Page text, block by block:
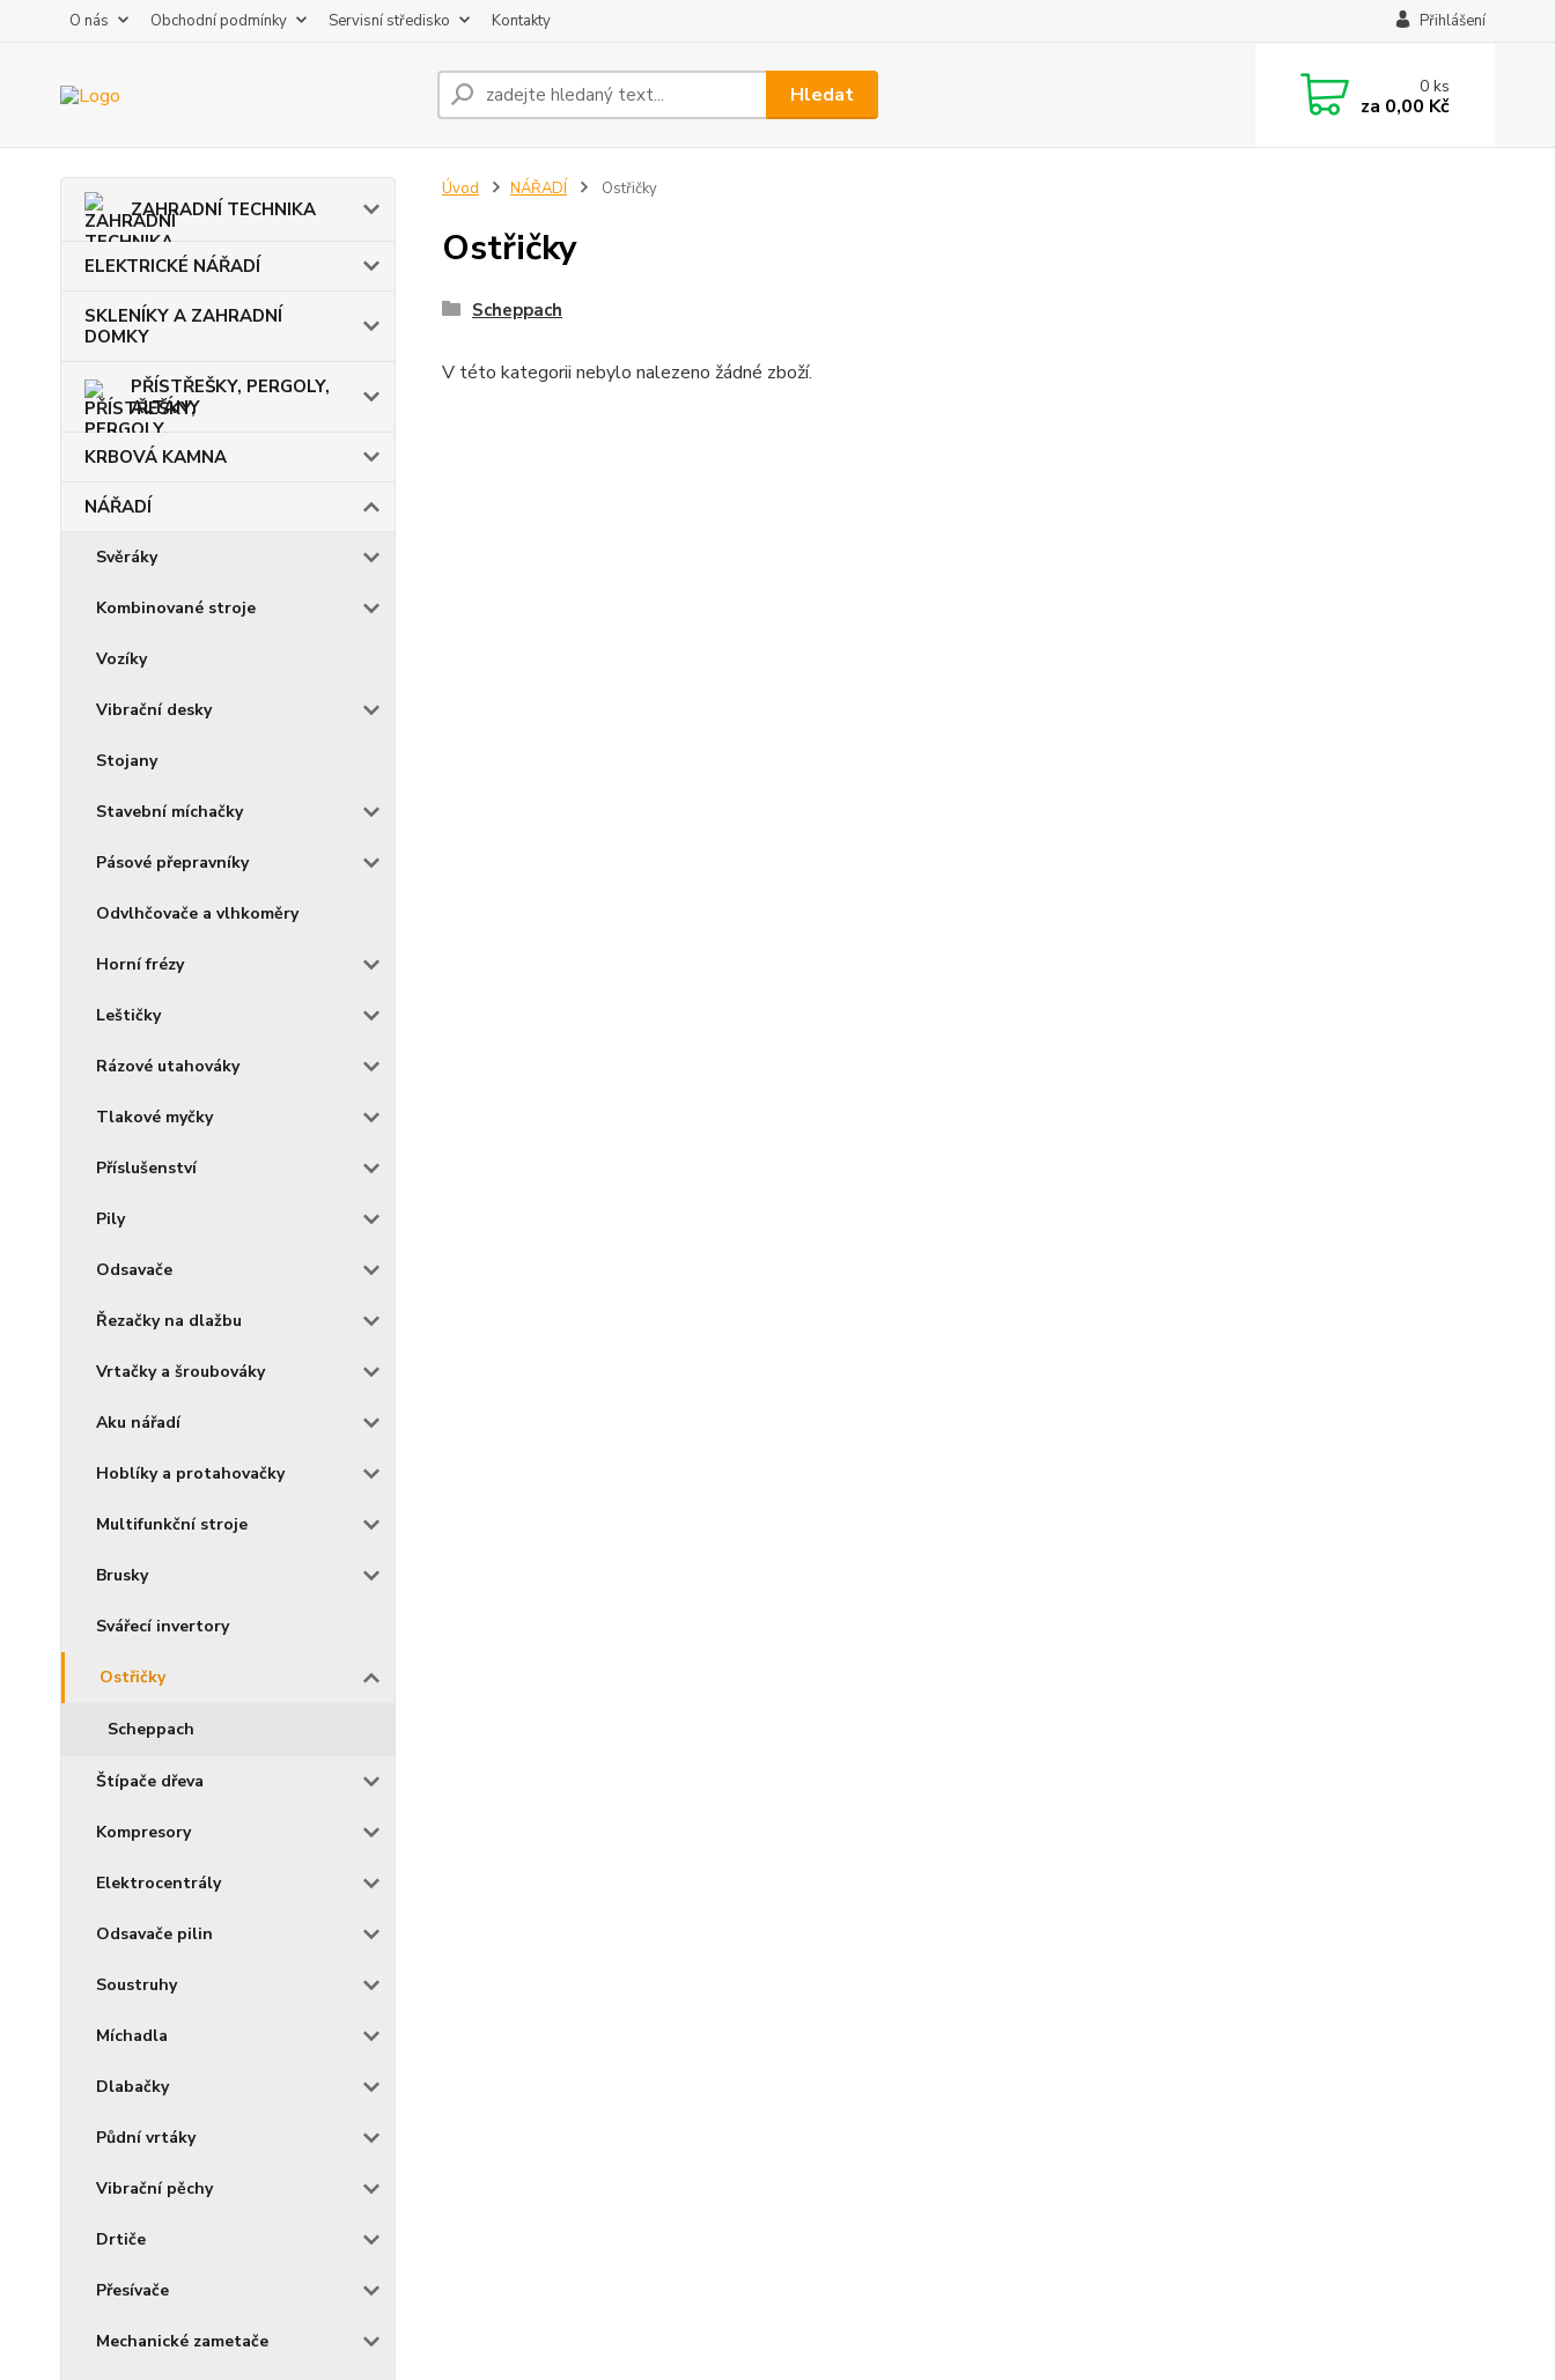
O nás Obchodní podmínky Servisní středisko Kontakty Přihlášení
Hledat 0ks
za 0,00 Kč
ZAHRADNÍ TECHNIKA
ELEKTRICKÉ NÁŘADÍ
SKLENÍKY A ZAHRADNÍ
DOMKY
PŘÍSTŘEŠKY, PERGOLY,
ALTÁNY
KRBOVÁ KAMNA
NÁŘADÍ
Svěráky
Kombinované stroje
Vozíky
Vibrační desky
Stojany
Stavební míchačky
Pásové přepravníky
Odvlhčovače a vlhkoměry
Horní frézy
Leštičky
Rázové utahováky
Tlakové myčky
Příslušenství
Pily
Odsavače
Řezačky na dlažbu
Vrtačky a šroubováky
Aku nářadí
Hoblíky a protahovačky
Multifunkční stroje
Brusky
Svářecí invertory
Ostřičky
Scheppach
Štípače dřeva
Kompresory
Elektrocentrály
Odsavače pilin
Soustruhy
Míchadla
Dlabačky
Půdní vrtáky
Vibrační pěchy
Drtiče
Přesívače
Mechanické zametače
Úvod NÁŘADÍ Ostřičky
Ostřičky
Scheppach
V této kategorii nebylo nalezeno žádné zboží.